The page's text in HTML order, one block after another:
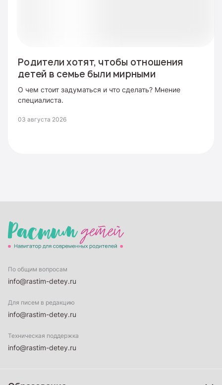
Родители хотят, чтобы отношения
детей в семье были мирными
О чем стоит задуматься и что сделать? Мнение
специалиста.
03 августа 2026
По общим вопросам
info@rastim-detey.ru
Для писем в редакцию
info@rastim-detey.ru
Техническая поддержка
info@rastim-detey.ru